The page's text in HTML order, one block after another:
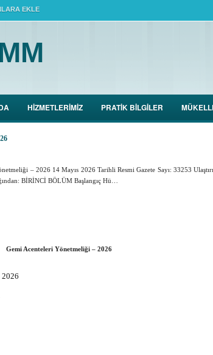
EKLE
HİZMETLERİMİZ PRATİK BİLGİLER
– 2026 14 Mayıs 2026 Tarihli Resmi Gazete Sayı: 33253
BİRİNCİ BÖLÜM Başlangıç Hü…
Gemi Acenteleri Yönetmeliği – 2026